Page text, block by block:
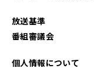
2024年03月
放送基準
番組審議会
個人情報について